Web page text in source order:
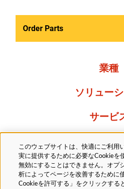
Order Parts
業種
ソリュー
サービ
当社につ
このウェブサイトは、快適にご利用
実に提供するために必要なCookieを
無効にすることはできません。オプ
析によってページを改善するために
Cookieを許可する」をクリックする